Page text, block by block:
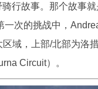
行故事。那个故事
次的挑战中，
域，上部/北部为洛
Circuit）。